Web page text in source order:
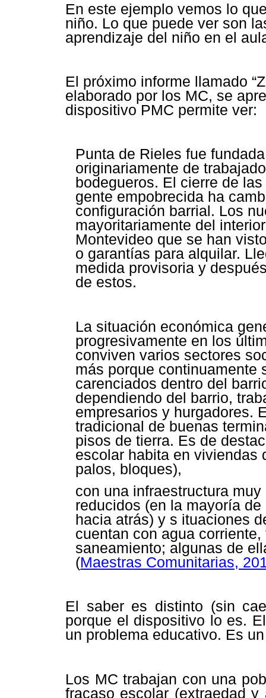
En este ejemplo vemos lo
niño. Lo que puede ver son
aprendizaje del niño en el
El próximo informe llamado
elaborado por los MC, se
dispositivo PMC permite ver:
Punta de Rieles fue
originariamente de
bodegueros. El cierre de
gente empobrecida ha
configuración barrial. Los
mayoritariamente del
Montevideo que se han
o garantías para alquilar.
medida provisoria y
de estos.
La situación económica
progresivamente en los
conviven varios sectores
más porque continuamente
carenciados dentro del
dependiendo del barrio,
empresarios y hurgadores.
tradicional de buenas
pisos de tierra. Es de
escolar habita en viviendas
palos, bloques),
con una infraestructura
reducidos (en la mayoría
hacia atrás) y s ituaciones
cuentan con agua
saneamiento; algunas de
(Maestras Comunitarias,
El saber es distinto (sin
porque el dispositivo lo es.
un problema educativo. Es
Los MC trabajan con una
fracaso escolar (extraedad